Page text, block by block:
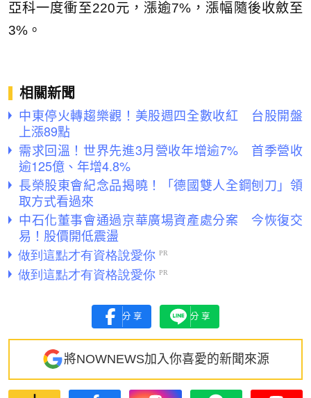
亞科一度衝至220元，漲逾7%，漲幅隨後收斂至
3%。
相關新聞
中東停火轉趨樂觀！美股週四全數收紅 台股開盤
上漲89點
需求回溫！世界先進3月營收年增逾7% 首季營收
逾125億、年增4.8%
長榮股東會紀念品揭曉！「德國雙人全鋼刨刀」領
取方式看過來
中石化董事會通過京華廣場資產處分案 今恢復交
易！股價開低震盪
分享 分享
將NOWNEWS加入你喜愛的新聞來源